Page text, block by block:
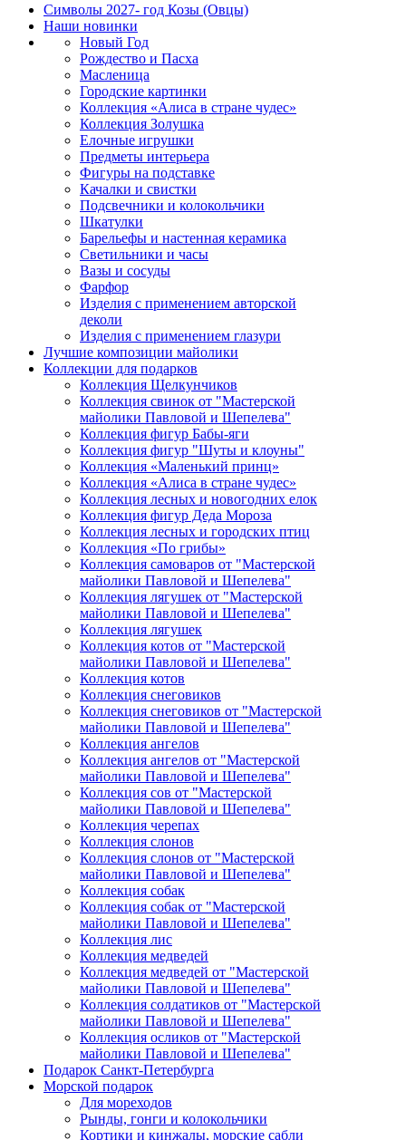
Символы 2027- год Козы (Овцы)
Наши новинки
Новый Год
Рождество и Пасха
Масленица
Городские картинки
Коллекция «Алиса в стране чудес»
Коллекция Золушка
Елочные игрушки
Предметы интерьера
Фигуры на подставке
Качалки и свистки
Подсвечники и колокольчики
Шкатулки
Барельефы и настенная керамика
Светильники и часы
Вазы и сосуды
Фарфор
Изделия с применением авторской
деколи
Изделия с применением глазури
Лучшие композиции майолики
Коллекции для подарков
Коллекция Щелкунчиков
Коллекция свинок от "Мастерской
майолики Павловой и Шепелева"
Коллекция фигур Бабы-яги
Коллекция фигур "Шуты и клоуны"
Коллекция «Маленький принц»
Коллекция «Алиса в стране чудес»
Коллекция лесных и новогодних елок
Коллекция фигур Деда Мороза
Коллекция лесных и городских птиц
Коллекция «По грибы»
Коллекция самоваров от "Мастерской
майолики Павловой и Шепелева"
Коллекция лягушек от "Мастерской
майолики Павловой и Шепелева"
Коллекция лягушек
Коллекция котов от "Мастерской
майолики Павловой и Шепелева"
Коллекция котов
Коллекция снеговиков
Коллекция снеговиков от "Мастерской
майолики Павловой и Шепелева"
Коллекция ангелов
Коллекция ангелов от "Мастерской
майолики Павловой и Шепелева"
Коллекция сов от "Мастерской
майолики Павловой и Шепелева"
Коллекция черепах
Коллекция слонов
Коллекция слонов от "Мастерской
майолики Павловой и Шепелева"
Коллекция собак
Коллекция собак от "Мастерской
майолики Павловой и Шепелева"
Коллекция лис
Коллекция медведей
Коллекция медведей от "Мастерской
майолики Павловой и Шепелева"
Коллекция солдатиков от "Мастерской
майолики Павловой и Шепелева"
Коллекция осликов от "Мастерской
майолики Павловой и Шепелева"
Подарок Санкт-Петербурга
Морской подарок
Для мореходов
Рынды, гонги и колокольчики
Кортики и кинжалы, морские сабли